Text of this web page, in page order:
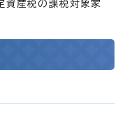
資産税の課税対象家